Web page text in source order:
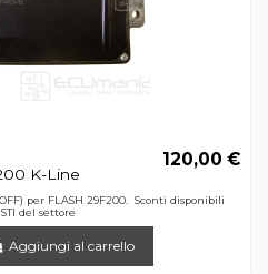
K-Line
120,00 €
per FLASH 29F200. Sconti disponibili
del settore
Aggiungi al carrello